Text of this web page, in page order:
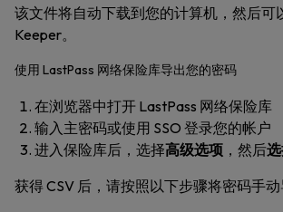
该文件将自动下载到您的计算机，然后可
Keeper。
使用 LastPass 网络保险库导出您的密码
在浏览器中打开 LastPass 网络保险库
输入主密码或使用 SSO 登录您的帐户
进入保险库后，选择高级选项 ，然后
获得 CSV 后，请按照以下步骤将密码手动